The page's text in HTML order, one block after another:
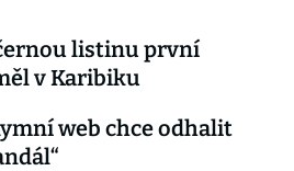
listinu první
v Karibiku
web chce odhalit